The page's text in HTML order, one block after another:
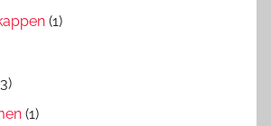
(1)
(1)